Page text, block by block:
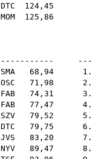
DTC
MOM
SMA 68,94
OSC 71,98
FAB 74,31
FAB 77,47
SZV 79,52
DTC 79,75
JVS 83,20
NYV 89,47